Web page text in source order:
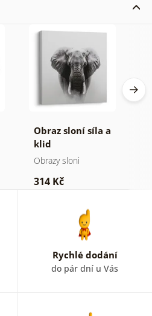
Obraz sloní síla a
klid
Obrazy sloni
314 Kč
Rychlé dodání
do pár dní u Vás